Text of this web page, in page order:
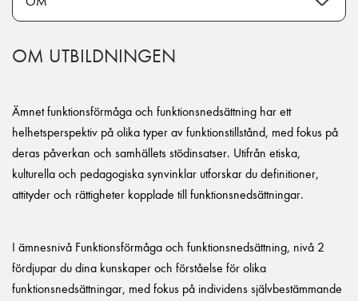
OM UTBILDNINGEN
Ämnet funktionsförmåga och funktionsnedsättning har ett
helhetsperspektiv på olika typer av funktionstillstånd, med fokus på
deras påverkan och samhällets stödinsatser. Utifrån etiska,
kulturella och pedagogiska synvinklar utforskar du definitioner,
attityder och rättigheter kopplade till funktionsnedsättningar.
I ämnesnivå Funktionsförmåga och funktionsnedsättning, nivå 2
fördjupar du dina kunskaper och förståelse för olika
funktionsnedsättningar, med fokus på individens självbestämmande